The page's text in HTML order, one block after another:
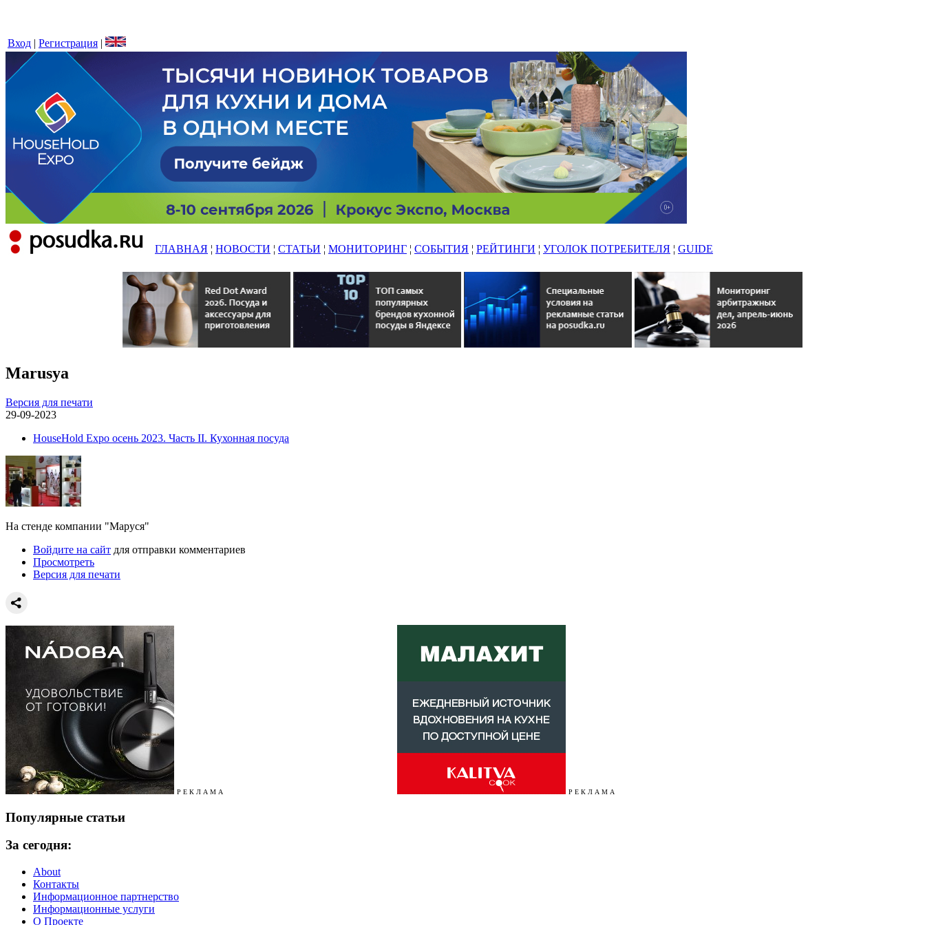
Вход | Регистрация |
ГЛАВНАЯ ¦ НОВОСТИ ¦ СТАТЬИ ¦ МОНИТОРИНГ ¦ СОБЫТИЯ ¦ РЕЙТИНГИ ¦ УГОЛОК ПОТРЕБИТЕЛЯ ¦ GUIDE
Marusya
Версия для печати
29-09-2023
HouseHold Expo осень 2023. Часть II. Кухонная посуда
На стенде компании "Маруся"
Войдите на сайт для отправки комментариев
Просмотреть
Версия для печати
Р Е К Л А М А Р Е К Л А М А
Популярные статьи
За сегодня:
About
Контакты
Информационное партнерство
Информационные услуги
О Проекте